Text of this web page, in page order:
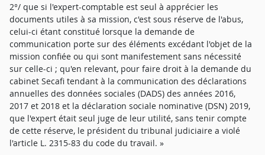
2°/ que si l'expert-comptable est seul à apprécier les
documents utiles à sa mission, c'est sous réserve de l'abus,
celui-ci étant constitué lorsque la demande de
communication porte sur des éléments excédant l'objet de la
mission confiée ou qui sont manifestement sans nécessité
sur celle-ci ; qu'en relevant, pour faire droit à la demande du
cabinet Secafi tendant à la communication des déclarations
annuelles des données sociales (DADS) des années 2016,
2017 et 2018 et la déclaration sociale nominative (DSN) 2019,
que l'expert était seul juge de leur utilité, sans tenir compte
de cette réserve, le président du tribunal judiciaire a violé
l'article L. 2315-83 du code du travail. »